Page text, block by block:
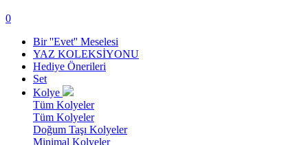
0
Bir ''Evet'' Meselesi
YAZ KOLEKSİYONU
Hediye Önerileri
Set
Kolye
Tüm Kolyeler
Tüm Kolyeler
Doğum Taşı Kolyeler
Minimal Kolyeler